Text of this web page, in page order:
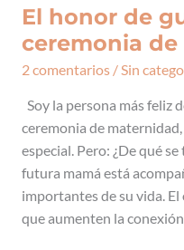
El honor de
ceremonia
2 comentarios /Sin
Soy la persona más feliz
ceremonia de
especial. Pero: ¿De qué
futura mamá está
importantes de su vida.
que aumenten la
El
honor
una
ceremonia
de
maternidad